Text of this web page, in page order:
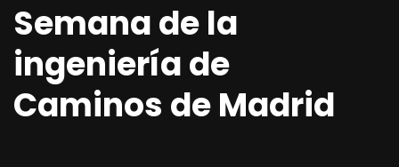
Semana de la
ingeniería de
Caminos de Madrid